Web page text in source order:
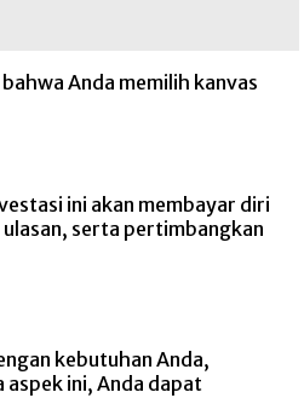
Anda memilih kanvas
ini akan membayar diri
serta pertimbangkan
kebutuhan Anda,
ini, Anda dapat